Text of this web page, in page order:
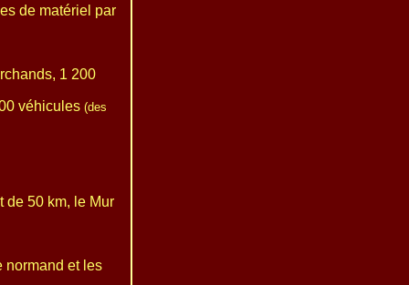
de matériel par
1 200
véhicules (des
de 50 km, le Mur
normand et les